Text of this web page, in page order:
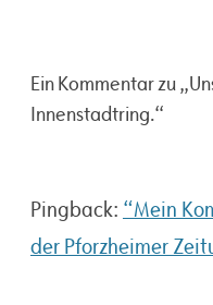
Ein Kommentar zu „
Innenstadtring.“
Pingback: “Mein
der Pforzheimer